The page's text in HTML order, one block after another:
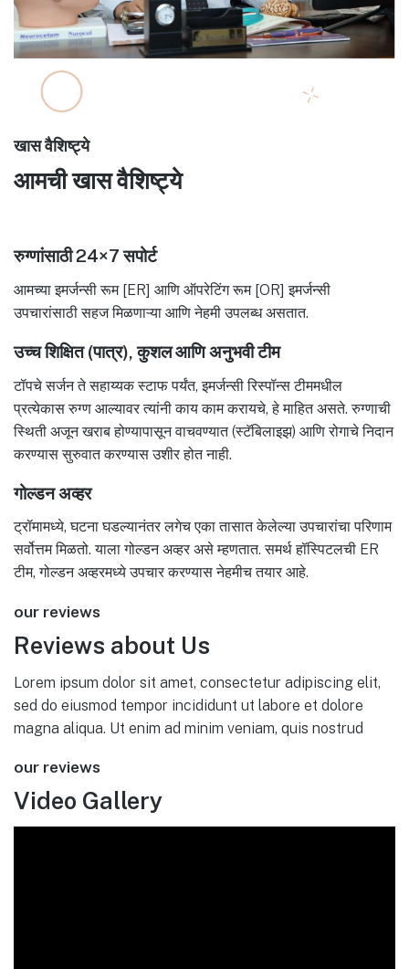
खास वैशिष्ट्ये
आमची खास वैशिष्ट्ये
रुग्णांसाठी 24×7 सपोर्ट
आमच्या इमर्जन्सी रूम [ER] आणि ऑपरेटिंग रूम [OR] इमर्जन्सी
उपचारांसाठी सहज मिळणाऱ्या आणि नेहमी उपलब्ध असतात.
उच्च शिक्षित (पात्र), कुशल आणि अनुभवी टीम
टॉपचे सर्जन ते सहाय्यक स्टाफ पर्यंत, इमर्जन्सी रिस्पॉन्स टीममधील
प्रत्येकास रुग्ण आल्यावर त्यांनी काय काम करायचे, हे माहित असते. रुग्णाची
स्थिती अजून खराब होण्यापासून वाचवण्यात (स्टॅबिलाइझ) आणि रोगाचे निदान
करण्यास सुरुवात करण्यास उशीर होत नाही.
गोल्डन अव्हर
ट्रॉमामध्ये, घटना घडल्यानंतर लगेच एका तासात केलेल्या उपचारांचा परिणाम
सर्वोत्तम मिळतो. याला गोल्डन अव्हर असे म्हणतात. समर्थ हॉस्पिटलची ER
टीम, गोल्डन अव्हरमध्ये उपचार करण्यास नेहमीच तयार आहे.
our reviews
Reviews about Us
Lorem ipsum dolor sit amet, consectetur adipiscing elit,
sed do eiusmod tempor incididunt ut labore et dolore
magna aliqua. Ut enim ad minim veniam, quis nostrud
our reviews
Video Gallery